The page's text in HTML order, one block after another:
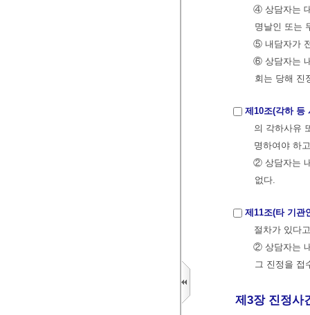
④ 상담자는
명날인 또는
⑤ 내담자가
⑥ 상담자는
회는 당해 진
제10조(각하 등
의 각하사유
명하여야 하
② 상담자는
없다.
제11조(타 기관
절차가 있다
② 상담자는
그 진정을 접
제3장 진정사